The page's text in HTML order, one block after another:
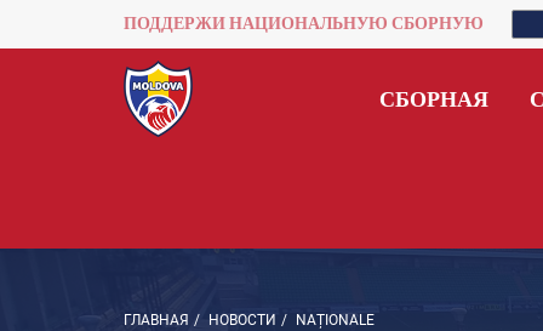
ПОДДЕРЖИ НАЦИОНАЛЬНУЮ СБОРНУЮ
СБОРНАЯ
ГЛАВНАЯ / НОВОСТИ / NAȚIONALE